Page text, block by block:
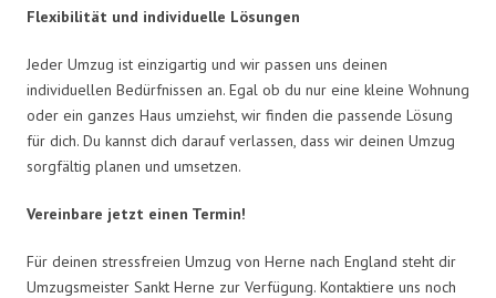
Flexibilität und individuelle Lösungen
Jeder Umzug ist einzigartig und wir passen uns deinen
individuellen Bedürfnissen an. Egal ob du nur eine kleine Wohnung
oder ein ganzes Haus umziehst, wir finden die passende Lösung
für dich. Du kannst dich darauf verlassen, dass wir deinen Umzug
sorgfältig planen und umsetzen.
Vereinbare jetzt einen Termin!
Für deinen stressfreien Umzug von Herne nach England steht dir
Umzugsmeister Sankt Herne zur Verfügung. Kontaktiere uns noch